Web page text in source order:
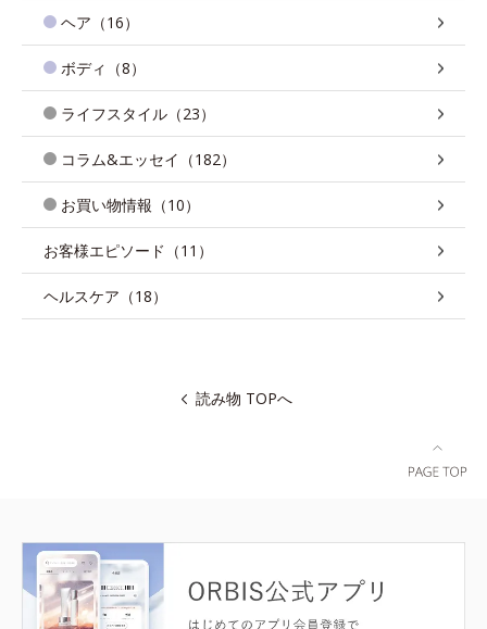
ヘア（16）
ボディ（8）
ライフスタイル（23）
コラム&エッセイ（182）
お買い物情報（10）
お客様エピソード（11）
ヘルスケア（18）
読み物 TOPへ